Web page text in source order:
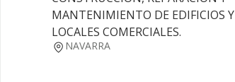
MANTENIMIENTO DE EDIFICIOS Y
LOCALES COMERCIALES.
NAVARRA